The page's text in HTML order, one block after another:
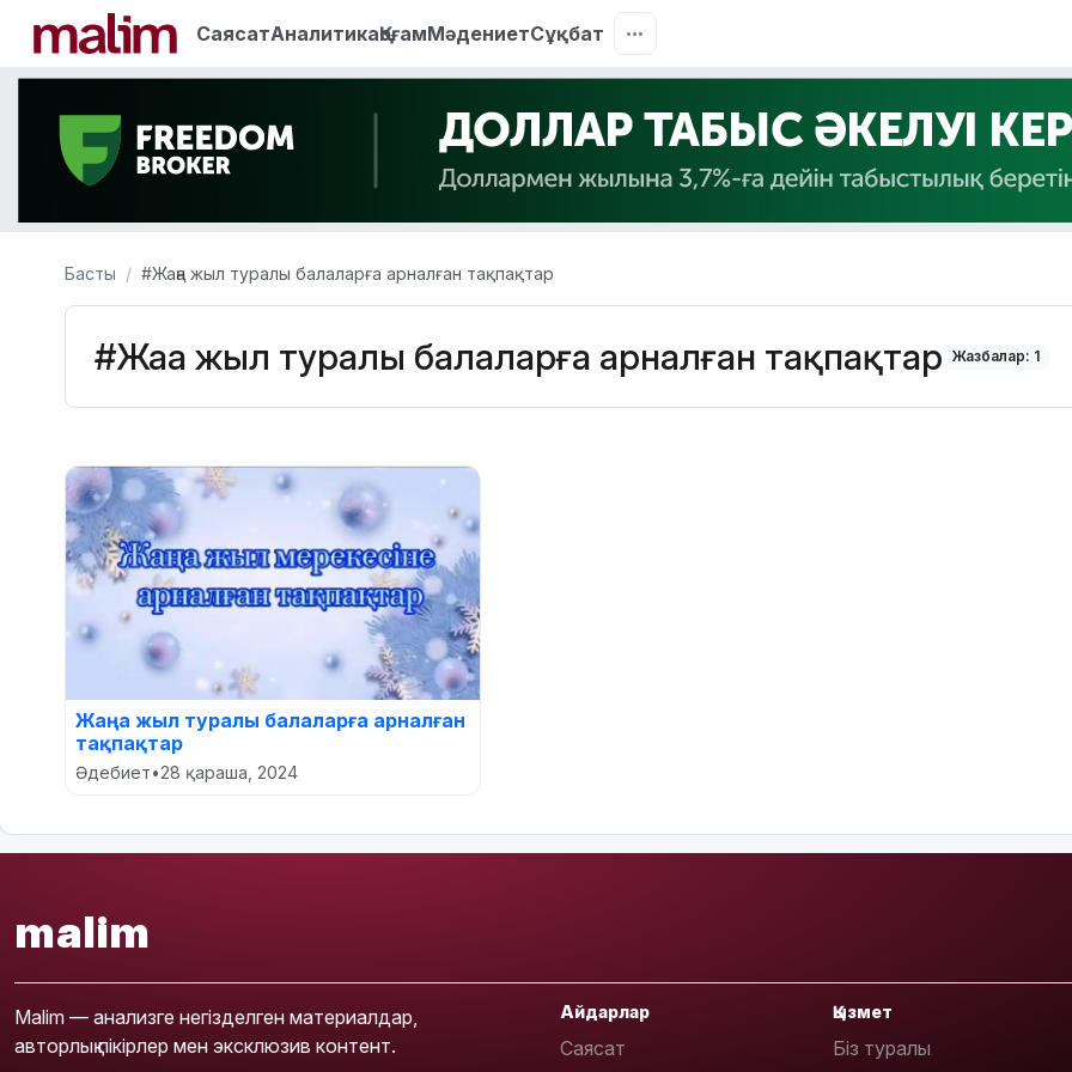
СаясатАналитикаҚоғамМәдениетСұқбат
Басты #Жаңа жыл туралы балаларға арналған тақпақтар
#Жаңа жыл туралы балаларға арналған тақпақтар Жазбалар: 1
Жаңа жыл туралы балаларға арналған
тақпақтар
Әдебиет•28 қараша, 2024
malim
Malim — анализге негізделген материалдар,
авторлық пікірлер мен эксклюзив контент.
Айдарлар
Саясат
Қызмет
Біз туралы